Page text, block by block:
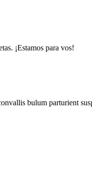
¡Estamos para vos!
bulum parturient